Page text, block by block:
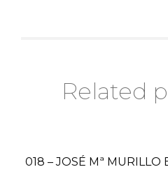
Related
018 – JOSÉ Mª MURILLO